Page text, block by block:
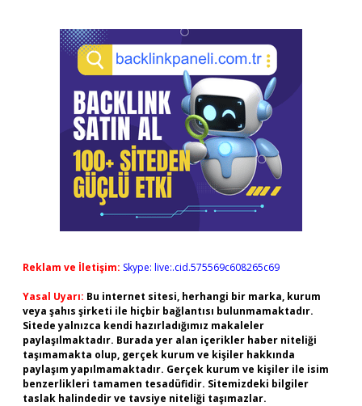
Reklam ve İletişim: Skype: live:.cid.575569c608265c69
Yasal Uyarı: Bu internet sitesi, herhangi bir marka, kurum
veya şahıs şirketi ile hiçbir bağlantısı bulunmamaktadır.
Sitede yalnızca kendi hazırladığımız makaleler
paylaşılmaktadır. Burada yer alan içerikler haber niteliği
taşımamakta olup, gerçek kurum ve kişiler hakkında
paylaşım yapılmamaktadır. Gerçek kurum ve kişiler ile isim
benzerlikleri tamamen tesadüfidir. Sitemizdeki bilgiler
taslak halindedir ve tavsiye niteliği taşımazlar.